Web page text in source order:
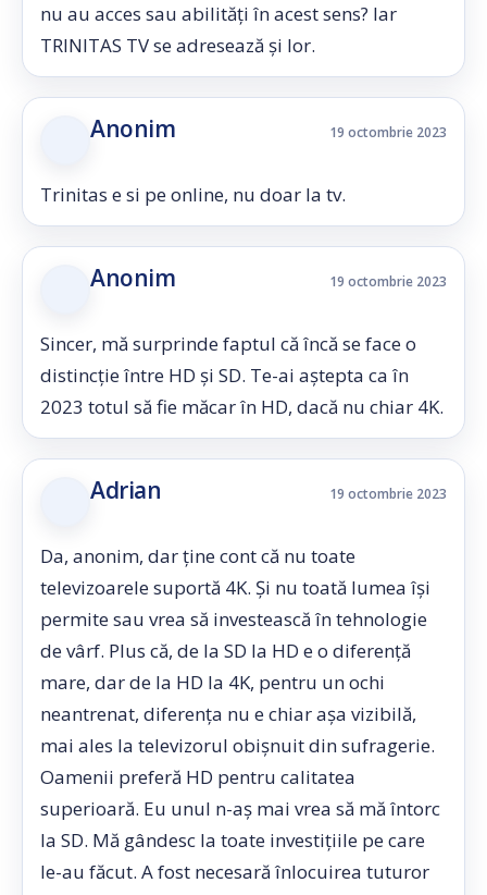
nu au acces sau abilități în acest sens? Iar
TRINITAS TV se adresează și lor.
Anonim 19 octombrie 2023
Trinitas e si pe online, nu doar la tv.
Anonim 19 octombrie 2023
Sincer, mă surprinde faptul că încă se face o
distincție între HD și SD. Te-ai aștepta ca în
2023 totul să fie măcar în HD, dacă nu chiar 4K.
Adrian 19 octombrie 2023
Da, anonim, dar ține cont că nu toate
televizoarele suportă 4K. Și nu toată lumea își
permite sau vrea să investească în tehnologie
de vârf. Plus că, de la SD la HD e o diferență
mare, dar de la HD la 4K, pentru un ochi
neantrenat, diferența nu e chiar așa vizibilă,
mai ales la televizorul obișnuit din sufragerie.
Oamenii preferă HD pentru calitatea
superioară. Eu unul n-aș mai vrea să mă întorc
la SD. Mă gândesc la toate investițiile pe care
le-au făcut. A fost necesară înlocuirea tuturor